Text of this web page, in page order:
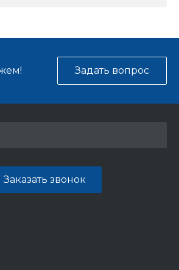
Задать вопрос
Заказать звонок